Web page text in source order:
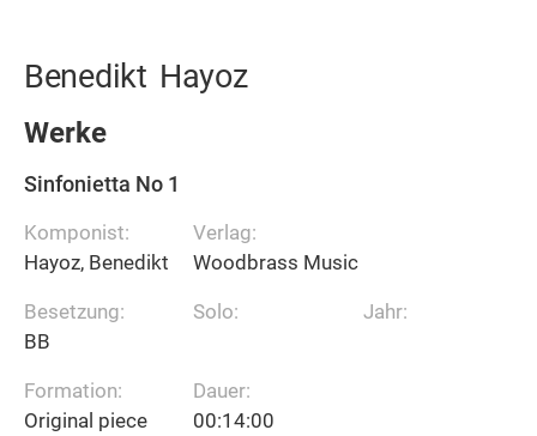
Benedikt Hayoz
Werke
Sinfonietta No 1
Komponist:
Hayoz, Benedikt
Besetzung:
BB
Formation:
Original piece
Verlag:
Woodbrass Music
Solo:
Dauer:
00:14:00
Jahr: